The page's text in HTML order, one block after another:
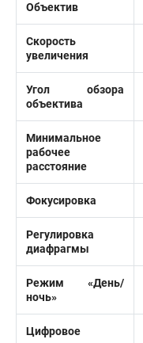
Объектив
Скорость
увеличения
Угол обзора
объектива
Минимальное
рабочее
расстояние
Фокусировка
Регулировка
диафрагмы
Режим «День/
ночь»
Цифровое